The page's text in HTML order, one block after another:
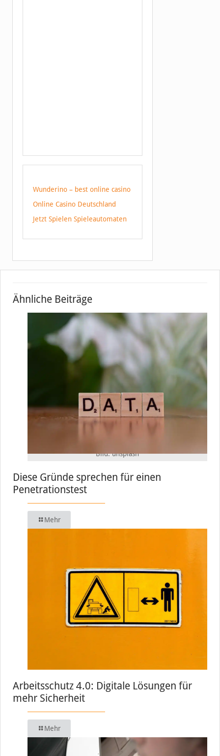
Wunderino – best online casino
Online Casino Deutschland
Jetzt Spielen Spieleautomaten
Ähnliche Beiträge
Bild: unsplash
Diese Gründe sprechen für einen
Penetrationstest
Mehr
Arbeitsschutz 4.0: Digitale Lösungen für
mehr Sicherheit
Mehr